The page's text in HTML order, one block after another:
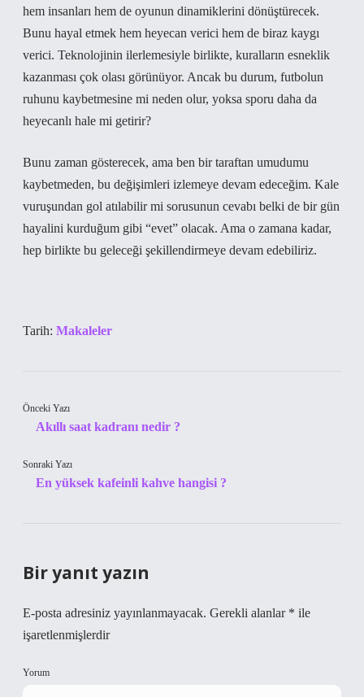
hem insanları hem de oyunun dinamiklerini dönüştürecek.
Bunu hayal etmek hem heyecan verici hem de biraz kaygı
verici. Teknolojinin ilerlemesiyle birlikte, kuralların esneklik
kazanması çok olası görünüyor. Ancak bu durum, futbolun
ruhunu kaybetmesine mi neden olur, yoksa sporu daha da
heyecanlı hale mi getirir?
Bunu zaman gösterecek, ama ben bir taraftan umudumu
kaybetmeden, bu değişimleri izlemeye devam edeceğim. Kale
vuruşundan gol atılabilir mi sorusunun cevabı belki de bir gün
hayalini kurduğum gibi “evet” olacak. Ama o zamana kadar,
hep birlikte bu geleceği şekillendirmeye devam edebiliriz.
Tarih: Makaleler
Önceki Yazı
Akıllı saat kadranı nedir ?
Sonraki Yazı
En yüksek kafeinli kahve hangisi ?
Bir yanıt yazın
E-posta adresiniz yayınlanmayacak. Gerekli alanlar * ile
işaretlenmişlerdir
Yorum